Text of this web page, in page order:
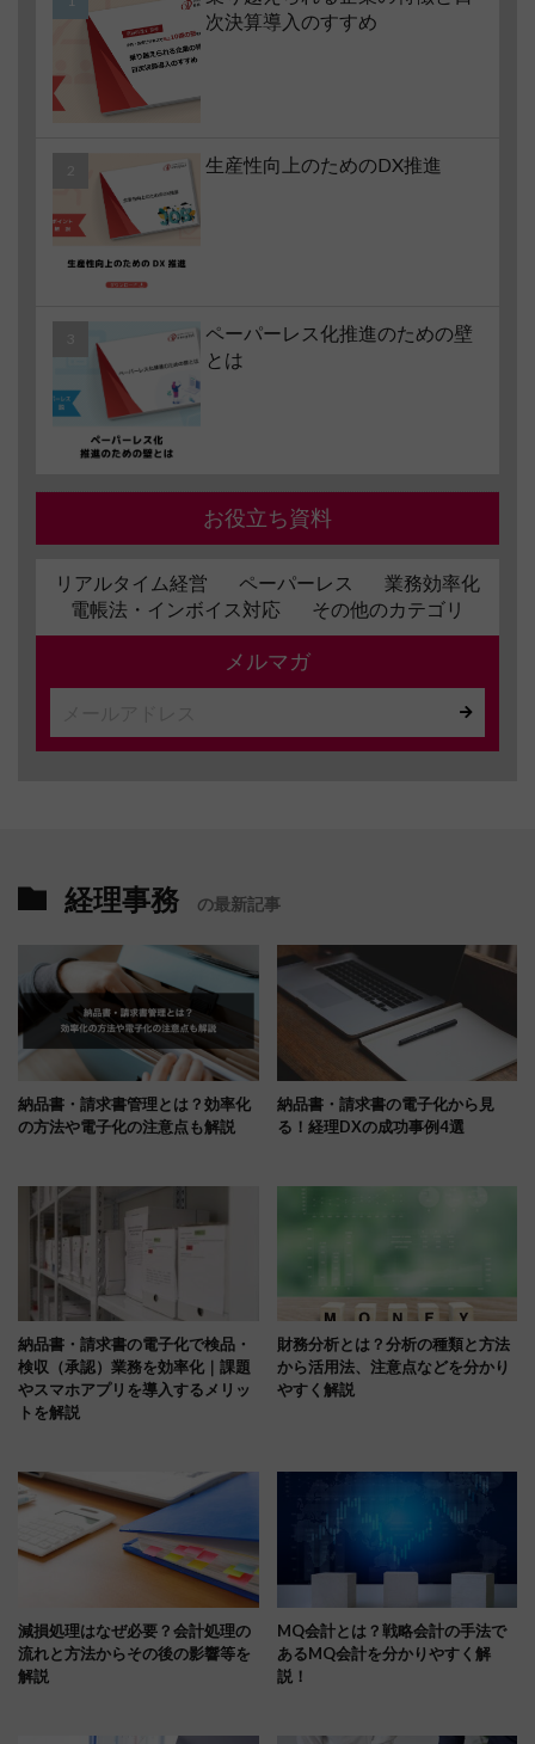
次決算導入のすすめ
生産性向上のためのDX推進
ペーパーレス化推進のための壁
とは
お役立ち資料
リアルタイム経営 ペーパーレス
業務効率化
電帳法・インボイス対応
その他のカテゴリ
メルマガ
経理事務 の最新記事
納品書・請求書管理とは？効率化
の方法や電子化の注意点も解説
納品書・請求書の電子化から見
る！経理DXの成功事例4選
納品書・請求書の電子化で検品・
検収（承認）業務を効率化｜課題
やスマホアプリを導入するメリッ
トを解説
財務分析とは？分析の種類と方法
から活用法、注意点などを分かり
やすく解説
減損処理はなぜ必要？会計処理の
流れと方法からその後の影響等を
解説
MQ会計とは？戦略会計の手法で
あるMQ会計を分かりやすく解
説！